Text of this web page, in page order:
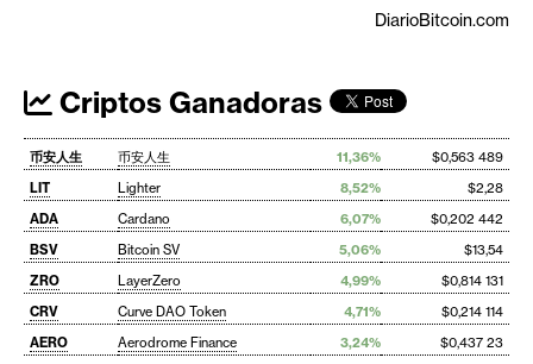
DiarioBitcoin.com
Criptos Ganadoras
币安人生 币安人生 11,36%
$0,563 489
LIT
Lighter 8,52%
$2,28
ADA
Cardano 6,07%
$0,202 442
BSV
Bitcoin SV 5,06%
$13,54
ZRO
LayerZero 4,99%
$0,814 131
CRV
Curve DAO Token 4,71%
$0,214 114
AERO
Aerodrome Finance 3,24%
$0,437 23